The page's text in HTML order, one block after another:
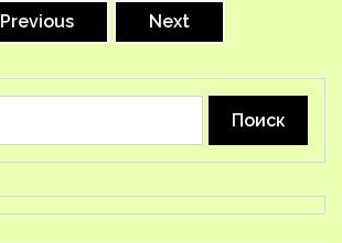
Previous Next